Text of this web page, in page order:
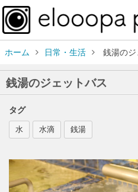
ホーム 日常・生活 銭湯のジ
銭湯のジェットバス
タグ
水 水滴 銭湯